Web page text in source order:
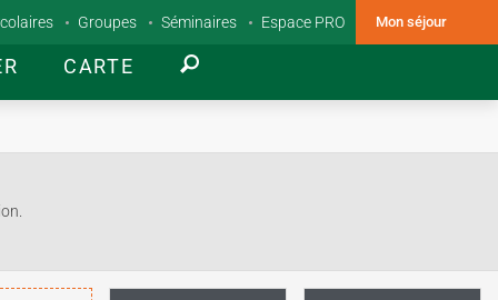
CARTE
Groupes Séminaires Espace PRO Mon séjour